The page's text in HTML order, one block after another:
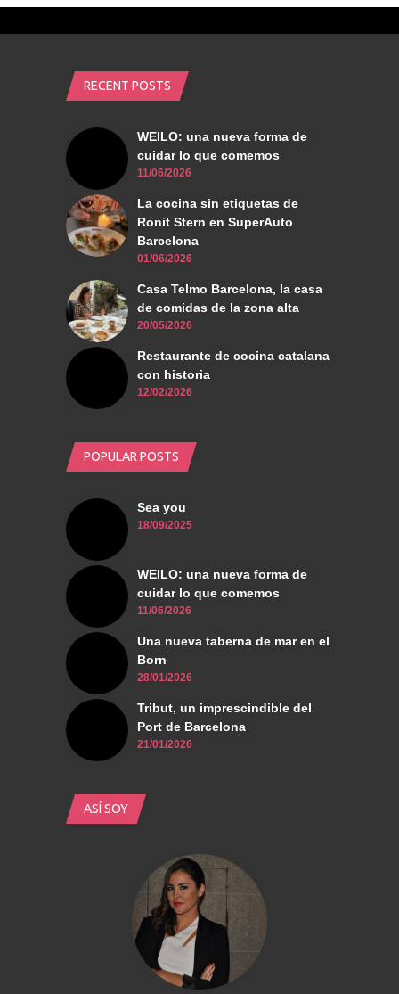
RECENT POSTS
WEILO: una nueva forma de
cuidar lo que comemos
11/06/2026
La cocina sin etiquetas de
Ronit Stern en SuperAuto
Barcelona
01/06/2026
Casa Telmo Barcelona, la casa
de comidas de la zona alta
20/05/2026
Restaurante de cocina catalana
con historia
12/02/2026
POPULAR POSTS
Sea you
18/09/2025
WEILO: una nueva forma de
cuidar lo que comemos
11/06/2026
Una nueva taberna de mar en el
Born
28/01/2026
Tribut, un imprescindible del
Port de Barcelona
21/01/2026
ASÍ SOY